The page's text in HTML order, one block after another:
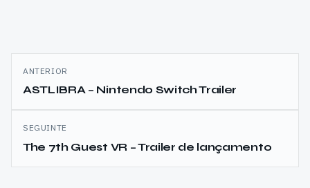
Navegação
de
artigos
ANTERIOR
ASTLIBRA – Nintendo Switch Trailer
SEGUINTE
The 7th Guest VR – Trailer de lançamento